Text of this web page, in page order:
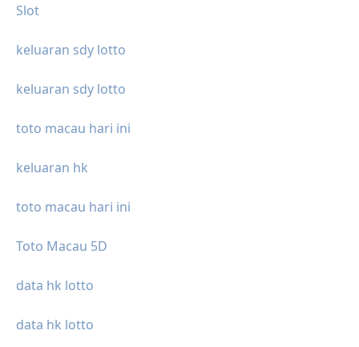
Slot
keluaran sdy lotto
keluaran sdy lotto
toto macau hari ini
keluaran hk
toto macau hari ini
Toto Macau 5D
data hk lotto
data hk lotto